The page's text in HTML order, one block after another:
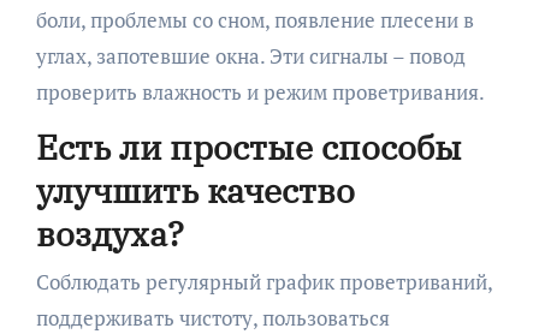
боли, проблемы со сном, появление плесени в
углах, запотевшие окна. Эти сигналы – повод
проверить влажность и режим проветривания.
Есть ли простые способы
улучшить качество
воздуха?
Соблюдать регулярный график проветриваний,
поддерживать чистоту, пользоваться